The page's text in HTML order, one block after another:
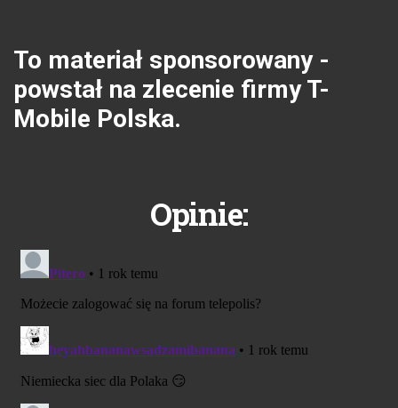
To materiał sponsorowany -
powstał na zlecenie firmy T-
Mobile Polska.
Opinie: